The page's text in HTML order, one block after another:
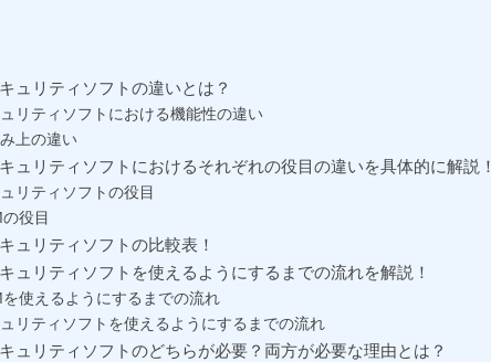
ュリティソフトの違いとは？
リティソフトにおける機能性の違い
上の違い
ュリティソフトにおけるそれぞれの役目の違いを具体的に解説！
リティソフトの役目
役目
ュリティソフトの比較表！
ュリティソフトを使えるようにするまでの流れを解説！
を使えるようにするまでの流れ
リティソフトを使えるようにするまでの流れ
ュリティソフトのどちらが必要？両方が必要な理由とは？